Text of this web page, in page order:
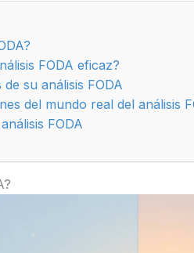
FODA eficaz?
su análisis FODA
del mundo real del análisis
FODA